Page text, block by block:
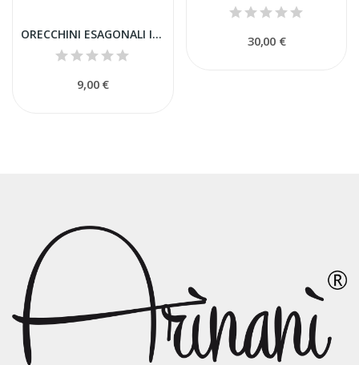
ORECCHINI ESAGONALI IN ACCIAIO
9,00 €
30,00 €